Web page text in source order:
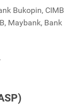
Bukopin, CIMB
Maybank, Bank